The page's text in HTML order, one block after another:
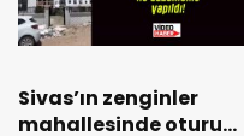
Sivas’ın zenginler
mahallesinde oturum